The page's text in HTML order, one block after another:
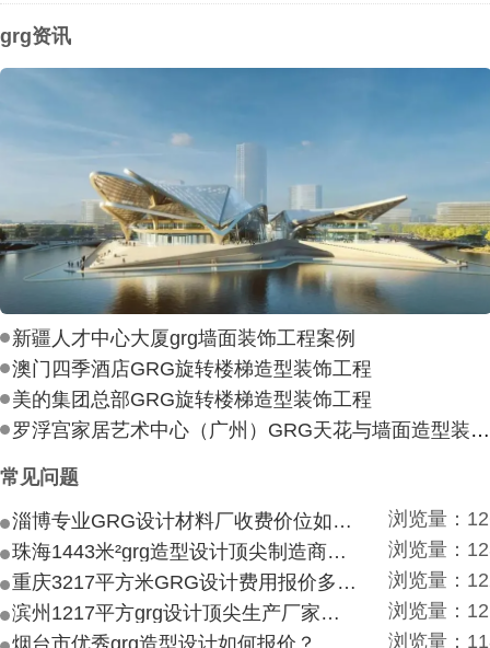
grg资讯
新疆人才中心大厦grg墙面装饰工程案例
澳门四季酒店GRG旋转楼梯造型装饰工程
美的集团总部GRG旋转楼梯造型装饰工程
罗浮宫家居艺术中心（广州）GRG天花与墙面造型装饰工程
常见问题
淄博专业GRG设计材料厂收费价位如何？
浏览量：
珠海1443米²grg造型设计顶尖制造商付费付费多少？
浏览量：
重庆3217平方米GRG设计费用报价多少？
浏览量：
滨州1217平方grg设计顶尖生产厂家价目如何？
浏览量：
烟台市优秀grg造型设计如何报价？
浏览量：